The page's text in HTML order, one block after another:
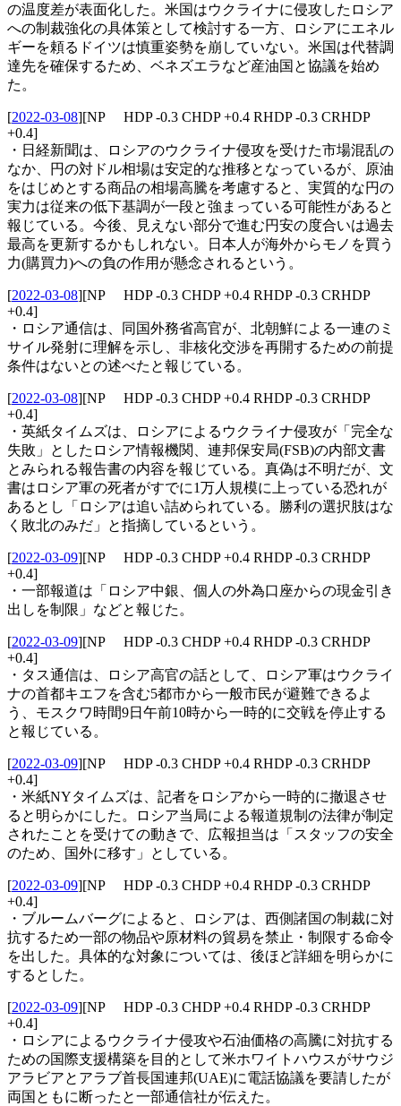
の温度差が表面化した。米国はウクライナに侵攻したロシア
への制裁強化の具体策として検討する一方、ロシアにエネル
ギーを頼るドイツは慎重姿勢を崩していない。米国は代替調
達先を確保するため、ベネズエラなど産油国と協議を始め
た。
[2022-03-08][NP HDP -0.3 CHDP +0.4 RHDP -0.3 CRHDP
+0.4]
・日経新聞は、ロシアのウクライナ侵攻を受けた市場混乱の
なか、円の対ドル相場は安定的な推移となっているが、原油
をはじめとする商品の相場高騰を考慮すると、実質的な円の
実力は従来の低下基調が一段と強まっている可能性があると
報じている。今後、見えない部分で進む円安の度合いは過去
最高を更新するかもしれない。日本人が海外からモノを買う
力(購買力)への負の作用が懸念されるという。
[2022-03-08][NP HDP -0.3 CHDP +0.4 RHDP -0.3 CRHDP
+0.4]
・ロシア通信は、同国外務省高官が、北朝鮮による一連のミ
サイル発射に理解を示し、非核化交渉を再開するための前提
条件はないとの述べたと報じている。
[2022-03-08][NP HDP -0.3 CHDP +0.4 RHDP -0.3 CRHDP
+0.4]
・英紙タイムズは、ロシアによるウクライナ侵攻が「完全な
失敗」としたロシア情報機関、連邦保安局(FSB)の内部文書
とみられる報告書の内容を報じている。真偽は不明だが、文
書はロシア軍の死者がすでに1万人規模に上っている恐れが
あるとし「ロシアは追い詰められている。勝利の選択肢はな
く敗北のみだ」と指摘しているという。
[2022-03-09][NP HDP -0.3 CHDP +0.4 RHDP -0.3 CRHDP
+0.4]
・一部報道は「ロシア中銀、個人の外為口座からの現金引き
出しを制限」などと報じた。
[2022-03-09][NP HDP -0.3 CHDP +0.4 RHDP -0.3 CRHDP
+0.4]
・タス通信は、ロシア高官の話として、ロシア軍はウクライ
ナの首都キエフを含む5都市から一般市民が避難できるよ
う、モスクワ時間9日午前10時から一時的に交戦を停止する
と報じている。
[2022-03-09][NP HDP -0.3 CHDP +0.4 RHDP -0.3 CRHDP
+0.4]
・米紙NYタイムズは、記者をロシアから一時的に撤退させ
ると明らかにした。ロシア当局による報道規制の法律が制定
されたことを受けての動きで、広報担当は「スタッフの安全
のため、国外に移す」としている。
[2022-03-09][NP HDP -0.3 CHDP +0.4 RHDP -0.3 CRHDP
+0.4]
・ブルームバーグによると、ロシアは、西側諸国の制裁に対
抗するため一部の物品や原材料の貿易を禁止・制限する命令
を出した。具体的な対象については、後ほど詳細を明らかに
するとした。
[2022-03-09][NP HDP -0.3 CHDP +0.4 RHDP -0.3 CRHDP
+0.4]
・ロシアによるウクライナ侵攻や石油価格の高騰に対抗する
ための国際支援構築を目的として米ホワイトハウスがサウジ
アラビアとアラブ首長国連邦(UAE)に電話協議を要請したが
両国ともに断ったと一部通信社が伝えた。